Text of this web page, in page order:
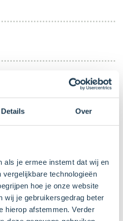
Details Over
als je ermee instemt dat wij en
technologieën
hoe je onze website
wij je gebruikersgedrag beter
hierop afstemmen. Verder
(onbereid)
cm
online